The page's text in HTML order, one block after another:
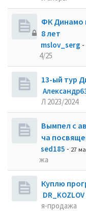
ФК Динамо
8 лет
mslov_serg -
4/25
13-ый тур
Л 2023/2024
Вымпел с
ча
sed185 - 27
жа
Куплю
DR_KOZLOV
я-продажа